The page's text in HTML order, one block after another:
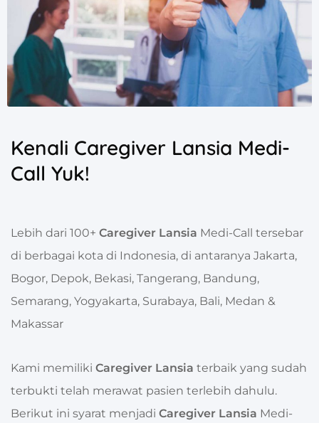
Kenali Caregiver Lansia Medi-
Call Yuk!
Lebih dari 100+ Caregiver Lansia Medi-Call tersebar
di berbagai kota di Indonesia, di antaranya Jakarta,
Bogor, Depok, Bekasi, Tangerang, Bandung,
Semarang, Yogyakarta, Surabaya, Bali, Medan &
Makassar
Kami memiliki Caregiver Lansia terbaik yang sudah
terbukti telah merawat pasien terlebih dahulu.
Berikut ini syarat menjadi Caregiver Lansia Medi-